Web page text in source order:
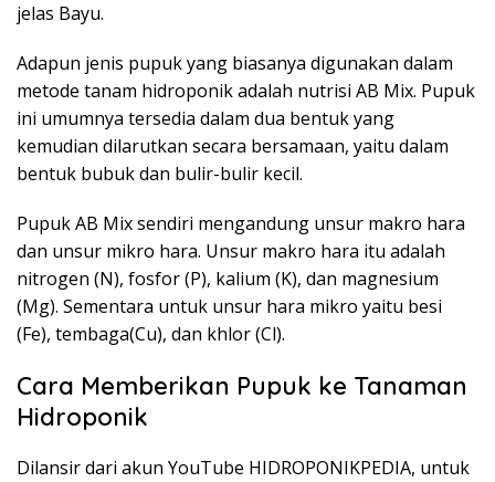
jelas Bayu.
Adapun jenis pupuk yang biasanya digunakan dalam
metode tanam hidroponik adalah nutrisi AB Mix. Pupuk
ini umumnya tersedia dalam dua bentuk yang
kemudian dilarutkan secara bersamaan, yaitu dalam
bentuk bubuk dan bulir-bulir kecil.
Pupuk AB Mix sendiri mengandung unsur makro hara
dan unsur mikro hara. Unsur makro hara itu adalah
nitrogen (N), fosfor (P), kalium (K), dan magnesium
(Mg). Sementara untuk unsur hara mikro yaitu besi
(Fe), tembaga(Cu), dan khlor (Cl).
Cara Memberikan Pupuk ke Tanaman
Hidroponik
Dilansir dari akun YouTube HIDROPONIKPEDIA, untuk